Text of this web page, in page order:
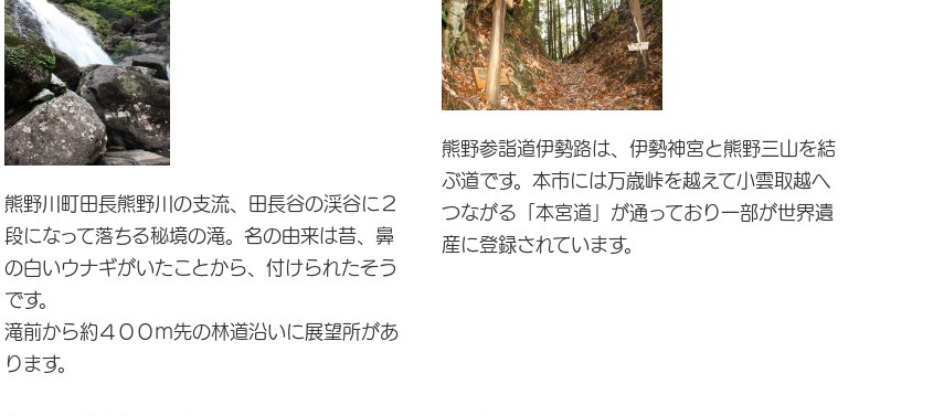
熊野川町田長熊野川の支流、田長谷の渓谷に２
段になって落ちる秘境の滝。名の由来は昔、鼻
の白いウナギがいたことから、付けられたそう
です。
滝前から約４００ｍ先の林道沿いに展望所があ
ります。
熊野参詣道伊勢路は、伊勢神宮と熊野三山を結
ぶ道です。本市には万歳峠を越えて小雲取越へ
つながる「本宮道」が通っており一部が世界遺
産に登録されています。